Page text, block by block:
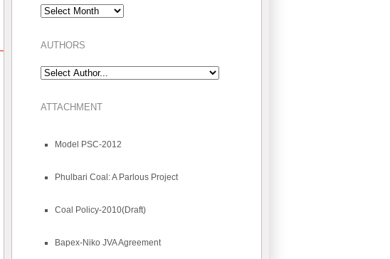
Archives
AUTHORS
ATTACHMENT
Model PSC-2012
Phulbari Coal: A Parlous Project
Coal Policy-2010(Draft)
Bapex-Niko JVA Agreement